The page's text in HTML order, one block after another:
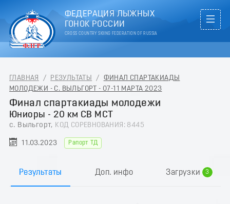
ФЕДЕРАЦИЯ ЛЫЖНЫХ
ГОНОК РОССИИ
CROSS COUNTRY SKIING FEDERATION OF RUSSIA
ГЛАВНАЯ / РЕЗУЛЬТАТЫ / ФИНАЛ СПАРТАКИАДЫ
МОЛОДЕЖИ - С. ВЫЛЬГОРТ - 07-11 МАРТА 2023
Финал спартакиады молодежи
Юниоры - 20 км СВ МСТ
с. Выльгорт, КОД СОРЕВНОВАНИЯ: 8445
11.03.2023 Рапорт ТД
Результаты Доп. инфо Загрузки
3